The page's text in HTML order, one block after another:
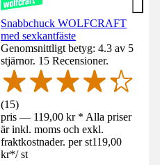
Snabbchuck WOLFCRAFT
med sexkantfäste
Genomsnittligt betyg: 4.3 av 5
stjärnor. 15 Recensioner.
(15)
pris — 119,00 kr * Alla priser
är inkl. moms och exkl.
fraktkostnader. per st119,00
kr*/ st